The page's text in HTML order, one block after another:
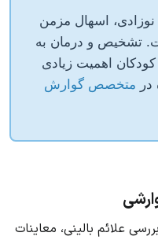
اسهال مزمن
تشخیص و درمان به
اهمیت زیادی
متخصص گوارش
علائم بالینی، معاینات